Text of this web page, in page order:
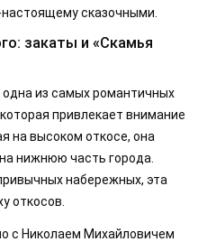
сказочными.
закаты и «Скамья
из самых романтичных
привлекает внимание
на высоком откосе, она
нижнюю часть города.
набережных, эта
откосов.
с Николаем Михайловичем